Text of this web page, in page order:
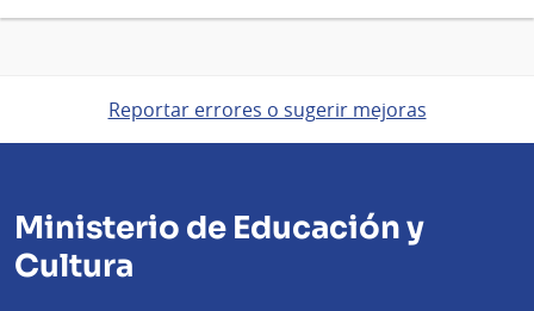
Reportar errores o sugerir mejoras
Ministerio de Educación y
Cultura